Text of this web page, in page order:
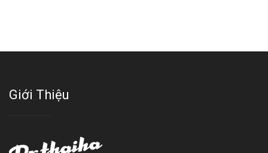
Giới Thiệu